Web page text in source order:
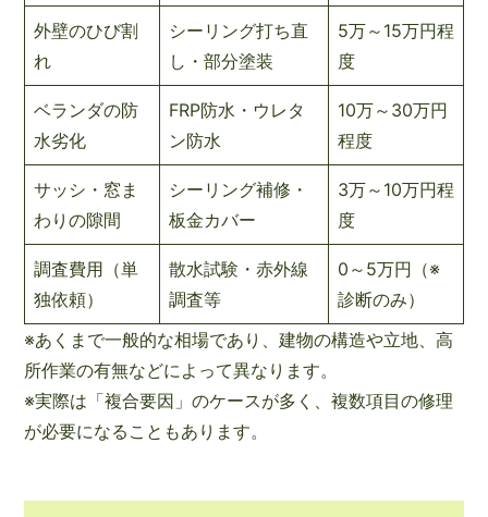
外壁のひび割
れ
シーリング打ち直
し・部分塗装
5万～15万円程
度
ベランダの防
水劣化
FRP防水・ウレタ
ン防水
10万～30万円
程度
サッシ・窓ま
わりの隙間
シーリング補修・
板金カバー
3万～10万円程
度
調査費用（単
独依頼）
散水試験・赤外線
調査等
0～5万円（※
診断のみ）
※あくまで一般的な相場であり、建物の構造や立地、高
所作業の有無などによって異なります。
※実際は「複合要因」のケースが多く、複数項目の修理
が必要になることもあります。